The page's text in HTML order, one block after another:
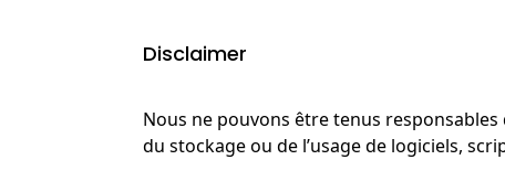
Disclaimer
Nous ne pouvons être tenus
du stockage ou de l’usage de logiciels,